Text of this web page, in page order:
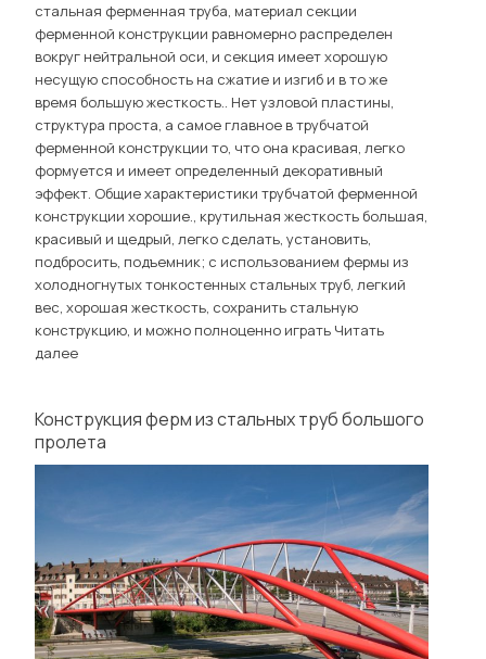
стальная ферменная труба, материал секции
ферменной конструкции равномерно распределен
вокруг нейтральной оси, и секция имеет хорошую
несущую способность на сжатие и изгиб и в то же
время большую жесткость.. Нет узловой пластины,
структура проста, а самое главное в трубчатой ​​
ферменной конструкции то, что она красивая, легко
формуется и имеет определенный декоративный
эффект. Общие характеристики трубчатой ​​ферменной
конструкции хорошие., крутильная жесткость большая,
красивый и щедрый, легко сделать, установить,
подбросить, подъемник; с использованием фермы из
холодногнутых тонкостенных стальных труб, легкий
вес, хорошая жесткость, сохранить стальную
конструкцию, и можно полноценно играть Читать
далее
Конструкция ферм из стальных труб большого
пролета